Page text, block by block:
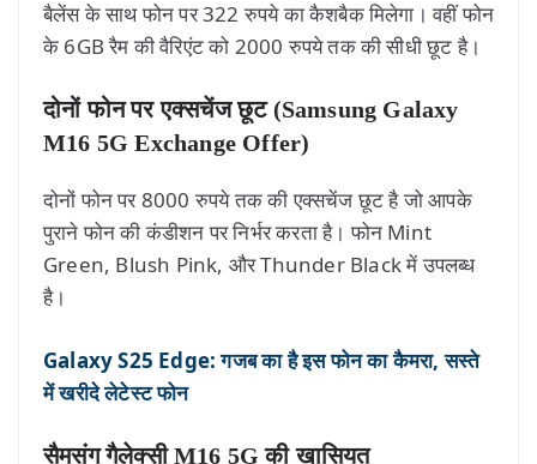
बैलेंस के साथ फोन पर 322 रुपये का कैशबैक मिलेगा। वहीं फोन
के 6GB रैम की वैरिएंट को 2000 रुपये तक की सीधी छूट है।
दोनों फोन पर एक्सचेंज छूट (Samsung Galaxy
M16 5G Exchange Offer)
दोनों फोन पर 8000 रुपये तक की एक्सचेंज छूट है जो आपके
पुराने फोन की कंडीशन पर निर्भर करता है। फोन Mint
Green, Blush Pink, और Thunder Black में उपलब्ध
है।
Galaxy S25 Edge: गजब का है इस फोन का कैमरा, सस्ते
में खरीदे लेटेस्ट फोन
सैमसंग गैलेक्सी M16 5G की खासियत